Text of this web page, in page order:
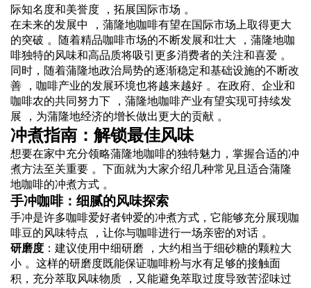
际知名度和美誉度 ，拓展国际市场 。
在未来的发展中 ，蒲隆地咖啡有望在国际市场上取得更大
的突破 。随着精品咖啡市场的不断发展和壮大 ，蒲隆地咖
啡独特的风味和高品质将吸引更多消费者的关注和喜爱 。
同时，随着蒲隆地政治局势的逐渐稳定和基础设施的不断改
善 ，咖啡产业的发展环境也将越来越好 。在政府、企业和
咖啡农的共同努力下 ，蒲隆地咖啡产业有望实现可持续发
展 ，为蒲隆地经济的增长做出更大的贡献 。
冲煮指南：解锁最佳风味
想要在家中充分领略蒲隆地咖啡的独特魅力，掌握合适的冲
煮方法至关重要 。下面就为大家介绍几种常见且适合蒲隆
地咖啡的冲煮方式 。
手冲咖啡：细腻的风味探索
手冲是许多咖啡爱好者钟爱的冲煮方式，它能够充分展现咖
啡豆的风味特点 ，让你与咖啡进行一场亲密的对话 。
研磨度 ：建议使用中细研磨 ，大约相当于细砂糖的颗粒大
小 。这样的研磨度既能保证咖啡粉与水有足够的接触面
积，充分萃取风味物质 ，又能避免萃取过度导致苦涩味过